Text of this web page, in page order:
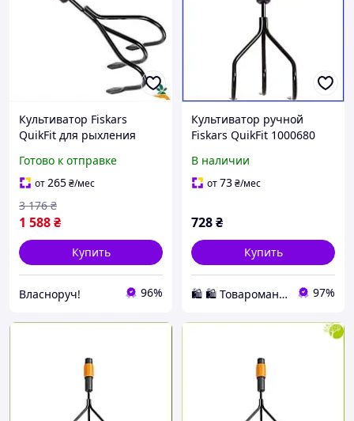
Культиватор Fiskars
QuikFit для рыхления
почвы с закалёнными
зубцами
Готово к отправке
от265₴/мес
1 588₴
3 176 ₴
Купить
Власноруч! 96%
Культиватор ручной
Fiskars QuikFit 1000680
рыхления почвы и
аэрации грядок
В наличии
от73₴/мес
728₴
Купить
🛍️ 🛍️ Товаромания 🛍️ 🛍️ 97%